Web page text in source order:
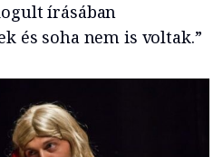
írásában
és soha nem is voltak.”